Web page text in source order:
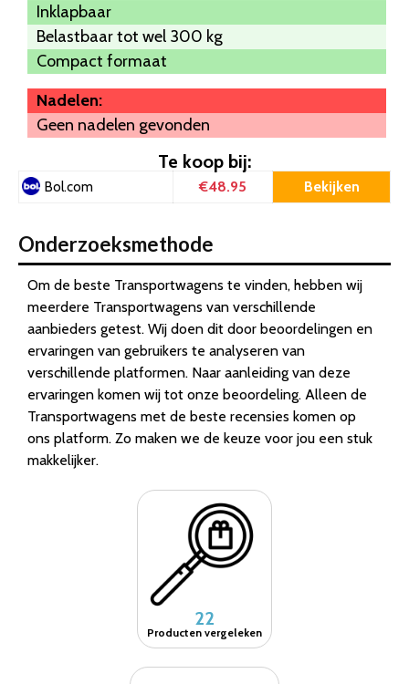
Inklapbaar
Belastbaar tot wel 300 kg
Compact formaat
Nadelen:
Geen nadelen gevonden
Te koop bij:
Bol.com €48.95 Bekijken
Onderzoeksmethode
Om de beste Transportwagens te vinden, hebben wij
meerdere Transportwagens van verschillende
aanbieders getest. Wij doen dit door beoordelingen en
ervaringen van gebruikers te analyseren van
verschillende platformen. Naar aanleiding van deze
ervaringen komen wij tot onze beoordeling. Alleen de
Transportwagens met de beste recensies komen op
ons platform. Zo maken we de keuze voor jou een stuk
makkelijker.
22
Producten vergeleken